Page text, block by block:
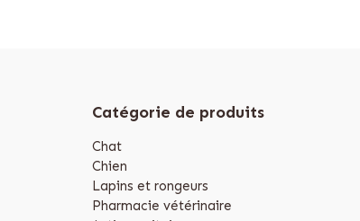
Catégorie de produits
Chat
Chien
Lapins et rongeurs
Pharmacie vétérinaire